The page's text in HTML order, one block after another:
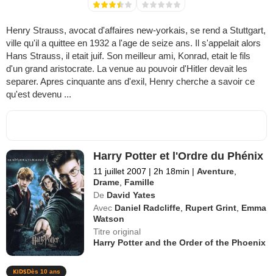
Henry Strauss, avocat d'affaires new-yorkais, se rend a Stuttgart,
ville qu'il a quittee en 1932 a l'age de seize ans. Il s'appelait alors
Hans Strauss, il etait juif. Son meilleur ami, Konrad, etait le fils
d'un grand aristocrate. La venue au pouvoir d'Hitler devait les
separer. Apres cinquante ans d'exil, Henry cherche a savoir ce
qu'est devenu ...
Harry Potter et l'Ordre du Phénix
11 juillet 2007 | 2h 18min | Aventure
Drame Famille
De David Yates
Avec Daniel Radcliffe Rupert Grint Emma
Watson
Titre original
Harry Potter and the Order of the Phoenix
Dès 10 ans